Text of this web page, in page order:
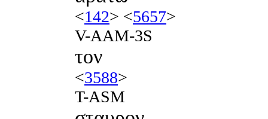
<142> <5657>
V-AAM-3S
τον
<3588>
T-ASM